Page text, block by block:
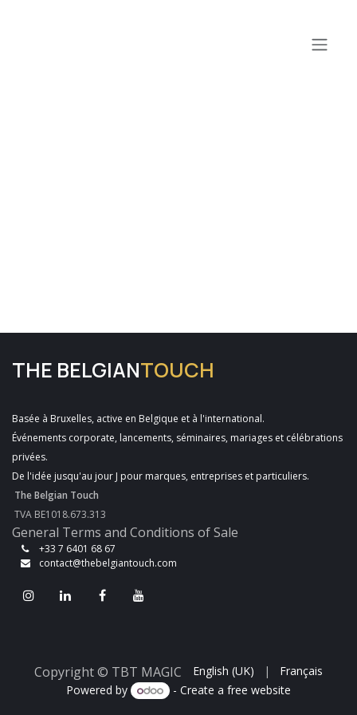
THE BELGIANTOUCH
Basée à Bruxelles, active en Belgique et à l'international.
Événements corporate, lancements, séminaires, mariages et célébrations
privées.
De l'idée jusqu'au jour J pour marques, entreprises et particuliers.
The Belgian Touch
TVA BE1018.673.313
General Terms and Conditions of Sale
+33 7 6401 68 67
contact@thebelgiantouch.com
Copyright © TBT MAGIC English (UK) |
Français
Powered by
- Create a free website